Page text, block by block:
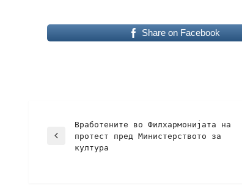
Share on Facebook
Вработените во Филхармонијата на
протест пред Министерството за
култура